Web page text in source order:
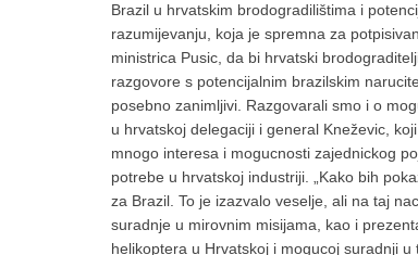
Brazil u hrvatskim brodogradilištima i
razumijevanju, koja je spremna za
ministrica Pusic, da bi hrvatski
razgovore s potencijalnim brazilskim
posebno zanimljivi. Razgovarali smo i o
u hrvatskoj delegaciji i general Kneževic,
mnogo interesa i mogucnosti zajednickog
potrebe u hrvatskoj industriji. „Kako bih
za Brazil. To je izazvalo veselje, ali na taj
suradnje u mirovnim misijama, kao i
helikoptera u Hrvatskoj i mogucoj suradnji